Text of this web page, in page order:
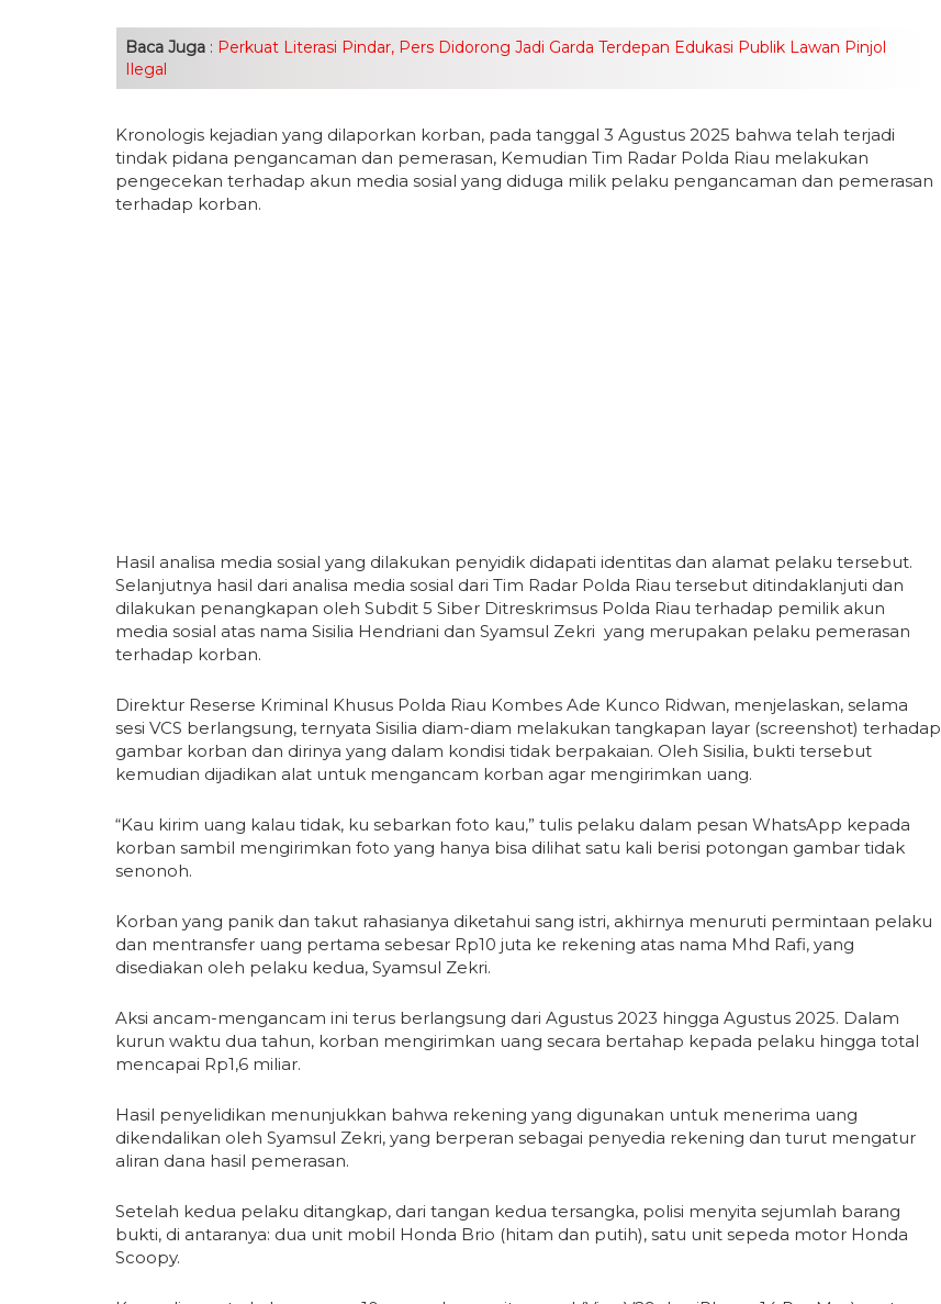
Baca Juga : Perkuat Literasi Pindar, Pers Didorong Jadi Garda Terdepan Edukasi Publik Lawan Pinjol
Ilegal
Kronologis kejadian yang dilaporkan korban, pada tanggal 3 Agustus 2025 bahwa telah terjadi
tindak pidana pengancaman dan pemerasan, Kemudian Tim Radar Polda Riau melakukan
pengecekan terhadap akun media sosial yang diduga milik pelaku pengancaman dan pemerasan
terhadap korban.
Hasil analisa media sosial yang dilakukan penyidik didapati identitas dan alamat pelaku tersebut.
Selanjutnya hasil dari analisa media sosial dari Tim Radar Polda Riau tersebut ditindaklanjuti dan
dilakukan penangkapan oleh Subdit 5 Siber Ditreskrimsus Polda Riau terhadap pemilik akun
media sosial atas nama Sisilia Hendriani dan Syamsul Zekri yang merupakan pelaku pemerasan
terhadap korban.
Direktur Reserse Kriminal Khusus Polda Riau Kombes Ade Kunco Ridwan, menjelaskan, selama
sesi VCS berlangsung, ternyata Sisilia diam-diam melakukan tangkapan layar (screenshot) terhadap
gambar korban dan dirinya yang dalam kondisi tidak berpakaian. Oleh Sisilia, bukti tersebut
kemudian dijadikan alat untuk mengancam korban agar mengirimkan uang.
“Kau kirim uang kalau tidak, ku sebarkan foto kau,” tulis pelaku dalam pesan WhatsApp kepada
korban sambil mengirimkan foto yang hanya bisa dilihat satu kali berisi potongan gambar tidak
senonoh.
Korban yang panik dan takut rahasianya diketahui sang istri, akhirnya menuruti permintaan pelaku
dan mentransfer uang pertama sebesar Rp10 juta ke rekening atas nama Mhd Rafi, yang
disediakan oleh pelaku kedua, Syamsul Zekri.
Aksi ancam-mengancam ini terus berlangsung dari Agustus 2023 hingga Agustus 2025. Dalam
kurun waktu dua tahun, korban mengirimkan uang secara bertahap kepada pelaku hingga total
mencapai Rp1,6 miliar.
Hasil penyelidikan menunjukkan bahwa rekening yang digunakan untuk menerima uang
dikendalikan oleh Syamsul Zekri, yang berperan sebagai penyedia rekening dan turut mengatur
aliran dana hasil pemerasan.
Setelah kedua pelaku ditangkap, dari tangan kedua tersangka, polisi menyita sejumlah barang
bukti, di antaranya: dua unit mobil Honda Brio (hitam dan putih), satu unit sepeda motor Honda
Scoopy.